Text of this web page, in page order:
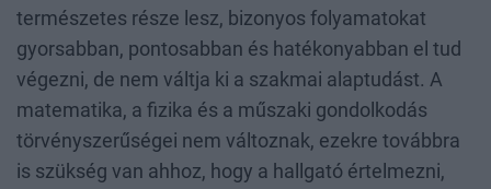
természetes része lesz, bizonyos folyamatokat
gyorsabban, pontosabban és hatékonyabban el tud
végezni, de nem váltja ki a szakmai alaptudást. A
matematika, a fizika és a műszaki gondolkodás
törvényszerűségei nem változnak, ezekre továbbra
is szükség van ahhoz, hogy a hallgató értelmezni,